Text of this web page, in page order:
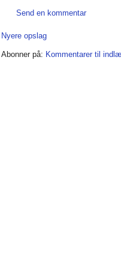
Send en kommentar
Nyere opslag
Abonner på: Kommentarer til